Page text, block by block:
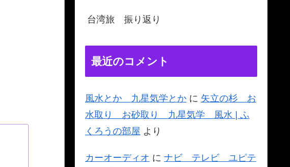
台湾旅 振り返り
最近のコメント
風水とか 九星気学とか に 矢立の杉 お
水取り お砂取り 九星気学 風水 | ふ
くろうの部屋 より
カーオーディオ に ナビ テレビ ユピテ